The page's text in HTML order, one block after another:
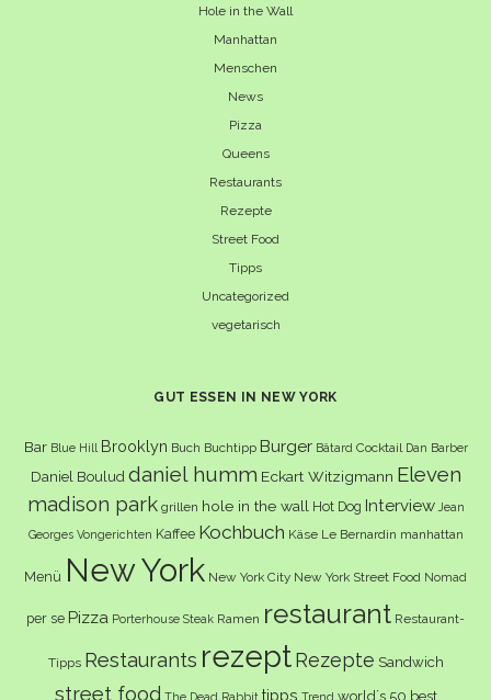
Hole in the Wall
Manhattan
Menschen
News
Pizza
Queens
Restaurants
Rezepte
Street Food
Tipps
Uncategorized
vegetarisch
GUT ESSEN IN NEW YORK
Bar Blue Hill Brooklyn Buch Buchtipp Burger Bâtard Cocktail Dan Barber
Daniel Boulud daniel humm Eckart Witzigmann Eleven
madison park grillen hole in the wall Hot Dog Interview Jean
Georges Vongerichten Kaffee Kochbuch Käse Le Bernardin manhattan
Menü New York New York City New York Street Food Nomad
per se Pizza Porterhouse Steak Ramen restaurant Restaurant-
Tipps Restaurants rezept Rezepte Sandwich
street food The Dead Rabbit tipps Trend world´s 50 best